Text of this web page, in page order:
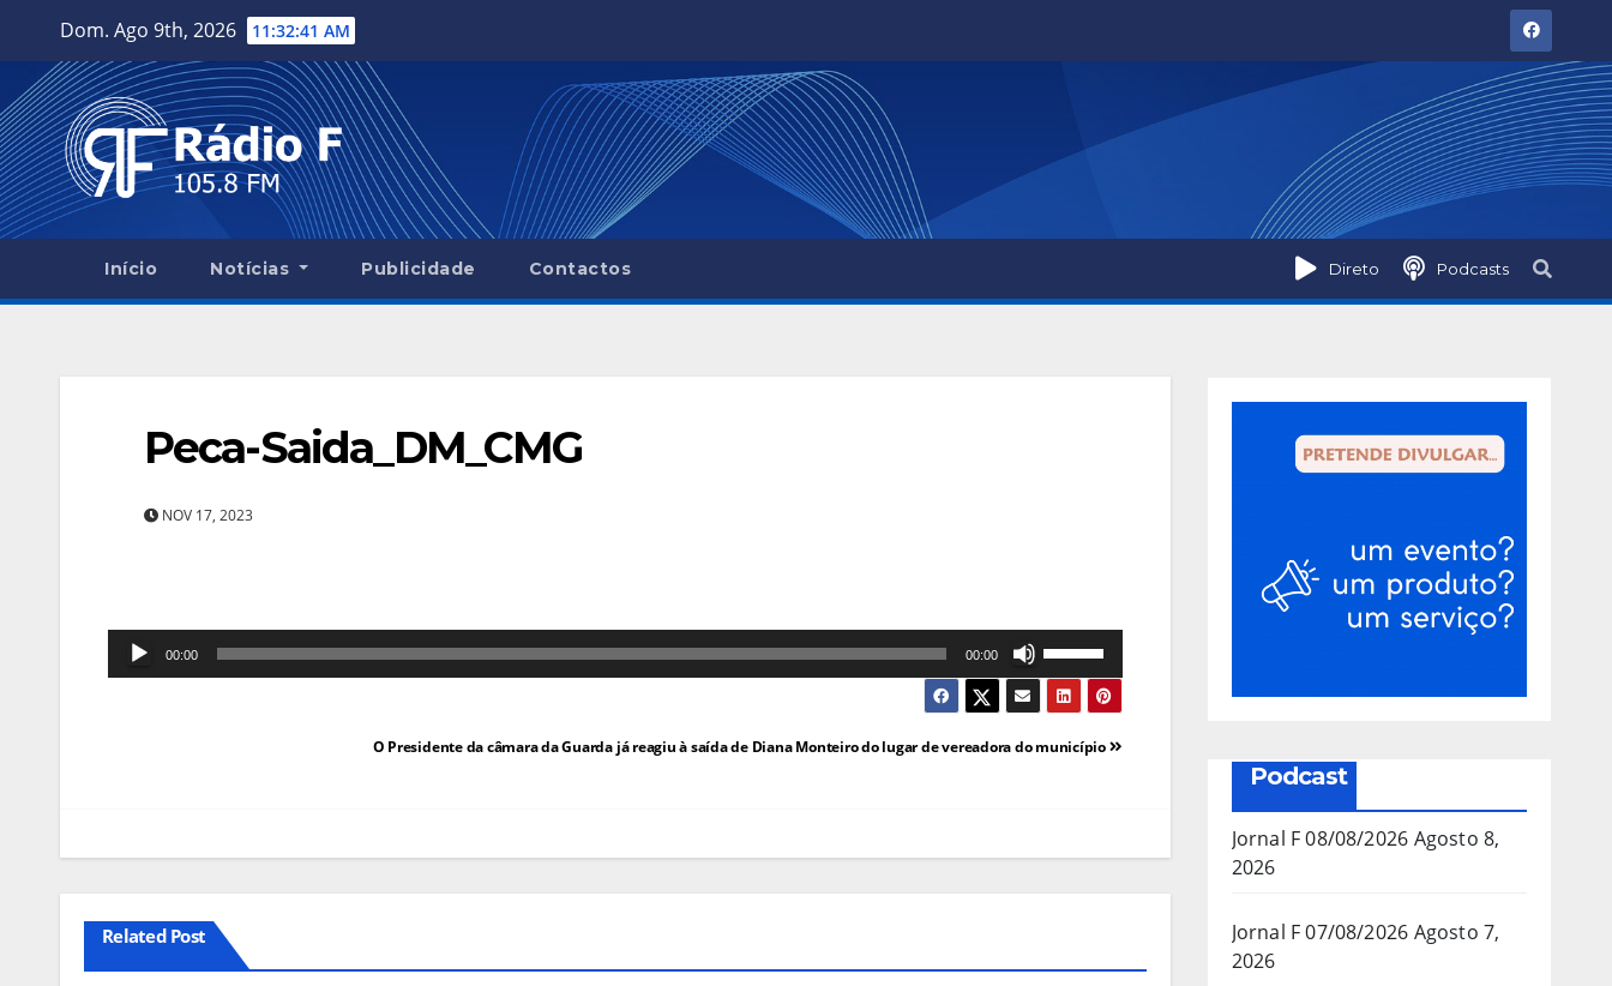
content
Dom. Ago 9th, 2026 11:32:41 AM
Direto Podcasts
Início Notícias Publicidade Contactos
Peca-Saida_DM_CMG
NOV 17, 2023
Reprodutor
de
00:00 00:00
Use
as
setas
cima/baixo
ou
volume.
O Presidente da câmara da Guarda já reagiu à saída de Diana Monteiro do lugar de vereadora do município
Related Post
Podcast
Jornal F 08/08/2026 Agosto 8,
2026
Jornal F 07/08/2026 Agosto 7,
2026